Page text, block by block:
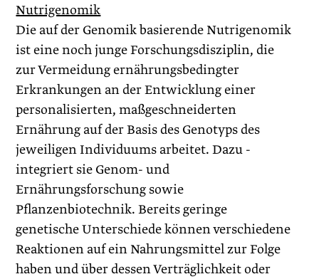
Nutrigenomik
Die auf der Genomik basierende Nutrigenomik
ist eine noch junge Forschungsdisziplin, die
zur Vermeidung ernährungsbedingter
Erkrankungen an der Entwicklung einer
personalisierten, maßgeschneiderten
Ernährung auf der Basis des Genotyps des
jeweiligen Individuums arbeitet. Dazu ­
integriert sie Genom- und
Ernährungsforschung sowie
Pflanzenbiotechnik. Bereits geringe
genetische Unterschiede können verschiedene
Reaktionen auf ein Nahrungsmittel zur Folge
haben und über dessen Verträglichkeit oder